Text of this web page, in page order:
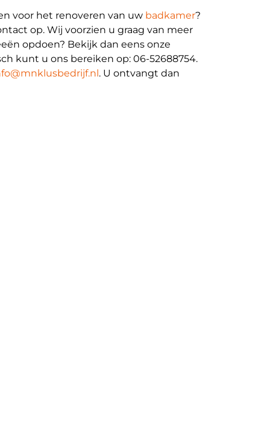
voor het renoveren van uw badkamer?
op. Wij voorzien u graag van meer
opdoen? Bekijk dan eens onze
kunt u ons bereiken op: 06-52688754.
. U ontvangt dan